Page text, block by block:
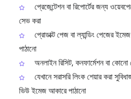
প্রেজেন্টেশন বা রিপোর্টের জন্য
সেভ করা
প্রোডাক্ট পেজ বা ল্যান্ডিং পেজের
পাঠানো
অনলাইন রিসিট, কনফার্মেশন বা
যেখানে সরাসরি লিংক শেয়ার করা
ভিউ ইমেজ আকারে পাঠানো